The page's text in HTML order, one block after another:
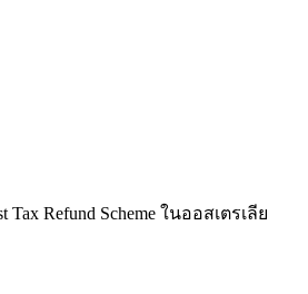
Tax Refund Scheme ในออสเตรเลีย